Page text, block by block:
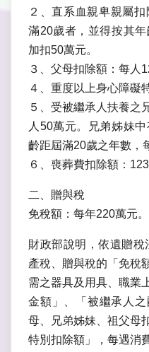
２、直系血親卑親屬
滿20歲者，並得按其
加扣50萬元。
３、父母扣除額：每人
４、重度以上身心障礙
５、受被繼承人扶養之
人50萬元。兄弟姊妹
齡距屆滿20歲之年數，
６、喪葬費扣除額：123
二、贈與稅
免稅額：每年220萬元。
財政部說明，依遺贈
產稅、贈與稅的「免稅
需之器具及用具、職業
金額」、「被繼承人
母、兄弟姊妹、祖父母
特別扣除額」，每遇消